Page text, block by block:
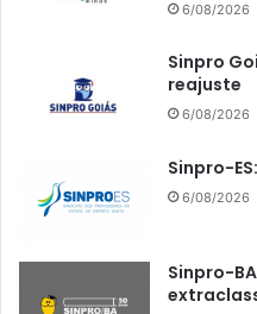
6/08/2026
Sinpro
reajuste
6/08/2026
Sinpro-
6/08/2026
Sinpro-